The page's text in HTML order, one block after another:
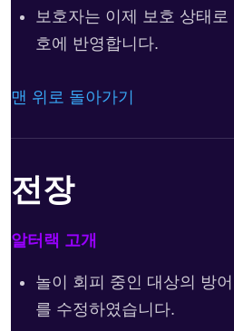
보호자는 이제 보호 상태
호에 반영합니다.
맨 위로 돌아가기
전장
알터랙 고개
놀이 회피 중인 대상의 방
를 수정하였습니다.